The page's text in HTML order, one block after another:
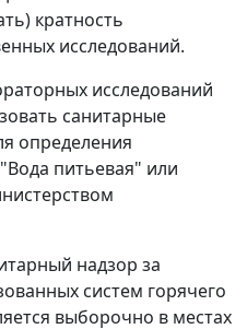
кратность
исследований.
исследований
санитарные
определения
питьевая" или
надзор за
систем горячего
выборочно в местах